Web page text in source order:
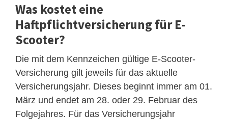
Was kostet eine
Haftpflichtversicherung für E-
Scooter?
Die mit dem Kennzeichen gültige E-Scooter-
Versicherung gilt jeweils für das aktuelle
Versicherungsjahr. Dieses beginnt immer am 01.
März und endet am 28. oder 29. Februar des
Folgejahres. Für das Versicherungsjahr